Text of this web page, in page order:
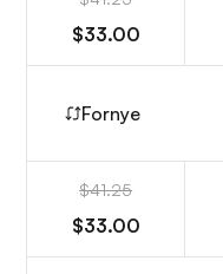
$33.00
Fornye
$41.25
$33.00